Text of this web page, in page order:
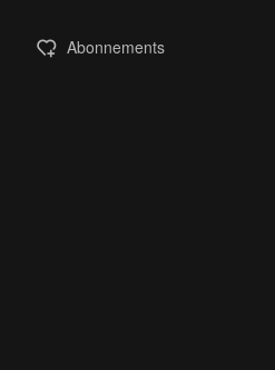
Abonnements